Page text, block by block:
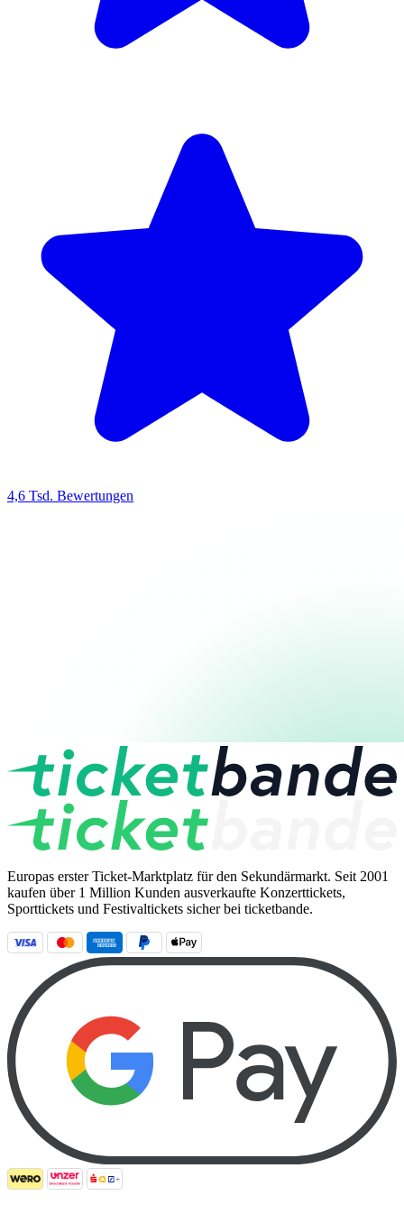
4,6 Tsd. Bewertungen
Europas erster Ticket-Marktplatz für den Sekundärmarkt. Seit 2001
kaufen über 1 Million Kunden ausverkaufte Konzerttickets,
Sporttickets und Festivaltickets sicher bei ticketbande.